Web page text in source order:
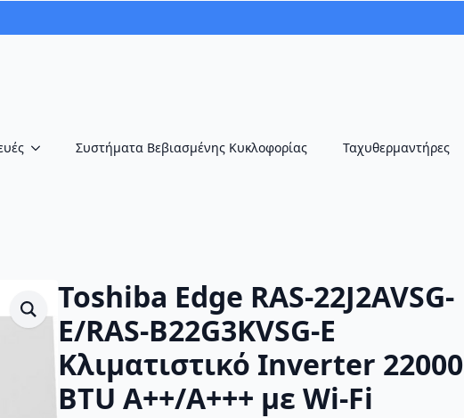
Συστήματα Βεβιασμένης Κυκλοφορίας Ταχυθερμαντήρες
Toshiba Edge RAS-22J2AVSG-
E/RAS-B22G3KVSG-E
Κλιματιστικό Inverter 22000
BTU A++/A+++ με Wi-Fi